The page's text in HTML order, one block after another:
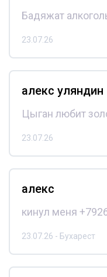
Бадяжат
23.07.26
алекс уляндин
Цыган любит
23.07.26
алекс
кинул меня
23.07.26 - Бухарест